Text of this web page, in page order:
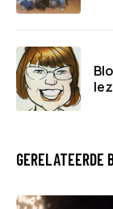
GERELATEERDE